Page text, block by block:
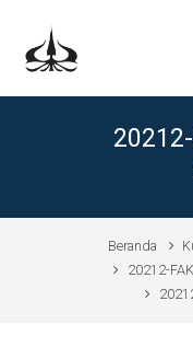
Beranda
20212-